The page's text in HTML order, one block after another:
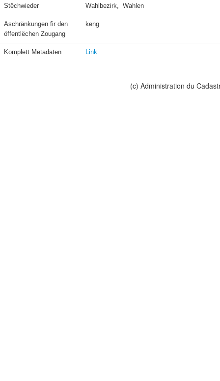
Stëchwieder Wahlbezirk,  Wahlen
Aschränkungen fir den
öffentlëchen Zougang
keng
Komplett Metadaten Link
(c) Administration du